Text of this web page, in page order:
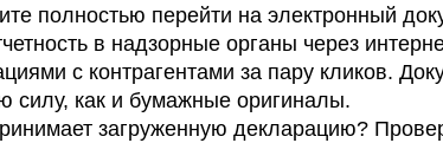
полностью перейти на электронный
в надзорные органы через
с контрагентами за пару кликов.
силу, как и бумажные оригиналы.
загруженную декларацию?